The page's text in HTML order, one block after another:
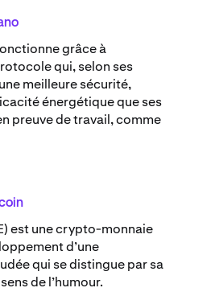
grâce à
qui, selon ses
meilleure sécurité,
énergétique que ses
preuve de travail, comme
est une crypto-monnaie
d’une
qui se distingue par sa
de l’humour.